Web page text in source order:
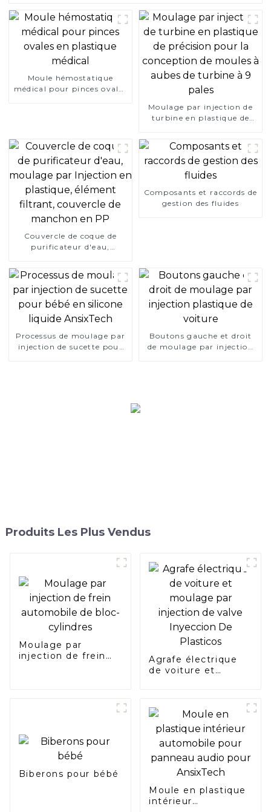
Moule hémostatique
médical pour pinces ovales
Moulage par injection de
turbine en plastique de
aubes de turbine à 9 pales
Couvercle de coque de
purificateur d'eau,
plastique, élément filtrant,
couvercle de manchon en
PP
Composants et raccords de
gestion des fluides
Processus de moulage par
injection de sucette pour
Boutons gauche et droit
de moulage par injection
Produits Les Plus Vendus
Moulage par
injection de frein
Agrafe électrique
de voiture et
Plasticos
Biberons pour bébé
Moule en plastique
intérieur